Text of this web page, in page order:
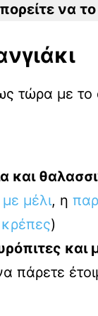
να το
τώρα με το
και
μέλι, η
)
πάρετε